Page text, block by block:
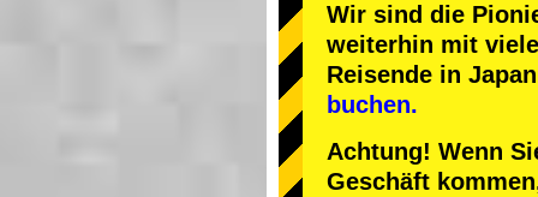
Wir sind die
weiterhin mit
Reisende in
buchen.
Achtung! Wenn
Geschäft